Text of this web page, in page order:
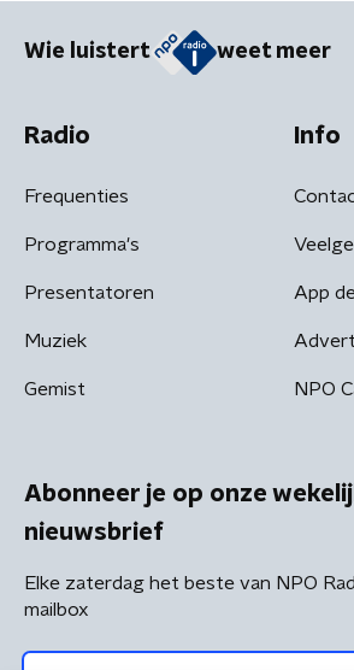
Wie luistert weet meer
Radio
Frequenties
Programma's
Presentatoren
Muziek
Gemist
Info
App
NPO
Abonneer je op onze
nieuwsbrief
Elke zaterdag het beste van NPO
mailbox